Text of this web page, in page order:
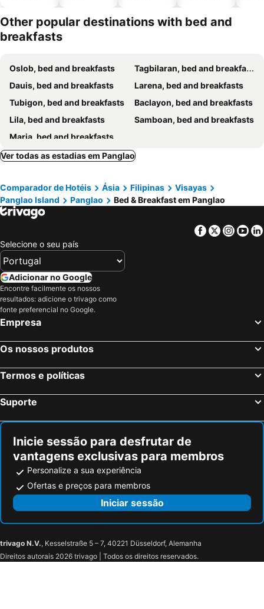
Other popular destinations with bed and
breakfasts
Oslob, bed and breakfasts
Tagbilaran, bed and breakfasts
Dauis, bed and breakfasts
Larena, bed and breakfasts
Tubigon, bed and breakfasts
Baclayon, bed and breakfasts
Lila, bed and breakfasts
Samboan, bed and breakfasts
Maria, bed and breakfasts
Ver todas as estadias em Panglao
Comparador de Hotéis Ásia Filipinas
Visayas
Panglao Island
Panglao Bed & Breakfast em Panglao
Facebook
Twitter
Selecione o seu país
Adicionar no Google
Encontre facilmente os nossos
resultados: adicione o trivago como
fonte preferencial no Google.
Empresa
Os nossos produtos
Termos e políticas
Suporte
Inicie sessão para desfrutar de
vantagens exclusivas para membros
Personalize a sua experiência
Ofertas e preços para membros
Iniciar sessão
trivago N.V., Kesselstraße 5 – 7, 40221 Düsseldorf, Alemanha
Direitos autorais 2026 trivago | Todos os direitos reservados.